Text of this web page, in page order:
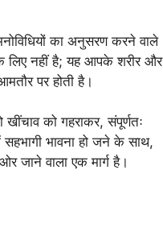
का अनुसरण करने वाले
लिए नहीं है; यह आपके शरीर और
पर होती है।
को गहराकर, संपूर्णतः
सहभागी भावना हो जने के साथ,
जाने वाला एक मार्ग है।